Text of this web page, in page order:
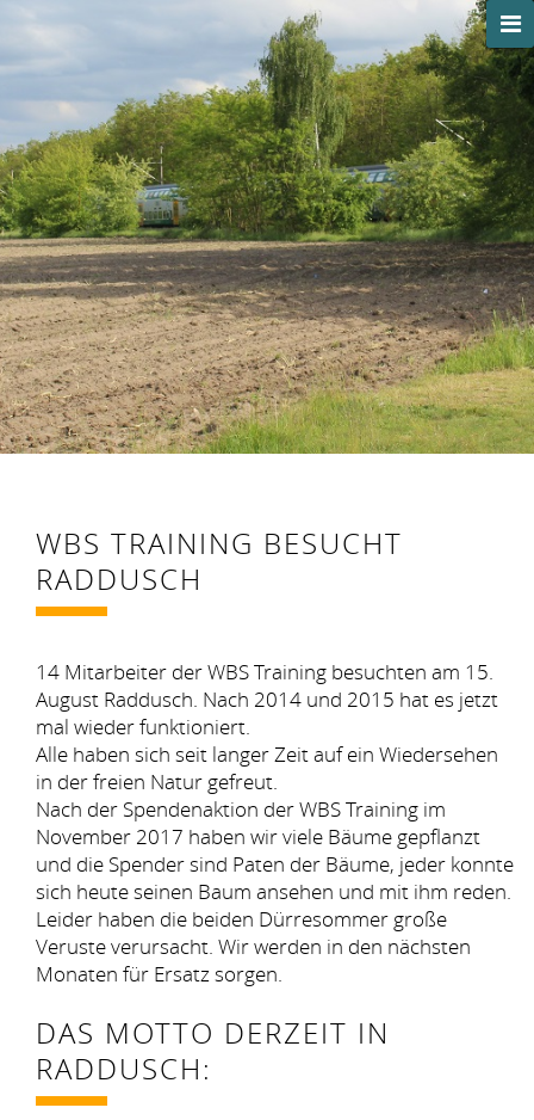
HOME
PROJEKTE
GARTENTIPPS
GARTENJAHR
NATUR
CHRONIK
WBS TRAINING BESUCHT
RADDUSCH
14 Mitarbeiter der WBS Training besuchten am 15.
August Raddusch. Nach 2014 und 2015 hat es jetzt
mal wieder funktioniert.
Alle haben sich seit langer Zeit auf ein Wiedersehen
in der freien Natur gefreut.
Nach der Spendenaktion der WBS Training im
November 2017 haben wir viele Bäume gepflanzt
und die Spender sind Paten der Bäume, jeder konnte
sich heute seinen Baum ansehen und mit ihm reden.
Leider haben die beiden Dürresommer große
Veruste verursacht. Wir werden in den nächsten
Monaten für Ersatz sorgen.
DAS MOTTO DERZEIT IN
RADDUSCH: